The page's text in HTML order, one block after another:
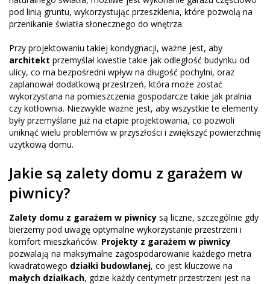
pod linią gruntu, wykorzystując przeszklenia, które pozwolą na
przenikanie światła słonecznego do wnętrza.
Przy projektowaniu takiej kondygnacji, ważne jest, aby
architekt przemyślał kwestie takie jak odległość budynku od
ulicy, co ma bezpośredni wpływ na długość pochylni, oraz
zaplanował dodatkową przestrzeń, która może zostać
wykorzystana na pomieszczenia gospodarcze takie jak pralnia
czy kotłownia. Niezwykle ważne jest, aby wszystkie te elementy
były przemyślane już na etapie projektowania, co pozwoli
uniknąć wielu problemów w przyszłości i zwiększyć powierzchnię
użytkową domu.
Jakie są zalety domu z garażem w
piwnicy?
Zalety domu z garażem w piwnicy są liczne, szczególnie gdy
bierzemy pod uwagę optymalne wykorzystanie przestrzeni i
komfort mieszkańców. Projekty z garażem w piwnicy
pozwalają na maksymalne zagospodarowanie każdego metra
kwadratowego działki budowlanej, co jest kluczowe na
małych działkach, gdzie każdy centymetr przestrzeni jest na